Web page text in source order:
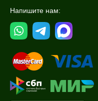
20 мл
Показать еще
Ингредиенты
Напишите нам: